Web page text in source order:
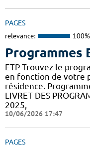
PAGES
relevance: 100%
Programmes
ETP Trouvez le
en fonction de votre
résidence.
LIVRET DES
2025,
10/06/2026 17:47
PAGES